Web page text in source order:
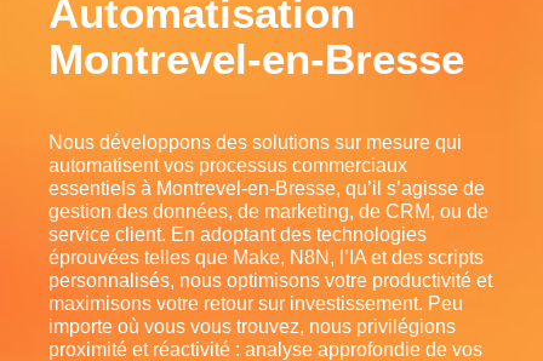
Automatisation
Montrevel-en-Bresse
Nous développons des solutions sur mesure qui
automatisent vos processus commerciaux
essentiels à Montrevel-en-Bresse, qu’il s’agisse de
gestion des données, de marketing, de CRM, ou de
service client. En adoptant des technologies
éprouvées telles que Make, N8N, l’IA et des scripts
personnalisés, nous optimisons votre productivité et
maximisons votre retour sur investissement. Peu
importe où vous vous trouvez, nous privilégions
proximité et réactivité : analyse approfondie de vos